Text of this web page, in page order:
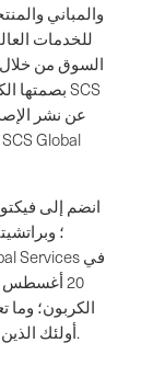
والمباني
السوق من
انضم إلى
الكربون؛ وما
أولئك الذين يسعون للحصول على شهادة بموجب المعيار.